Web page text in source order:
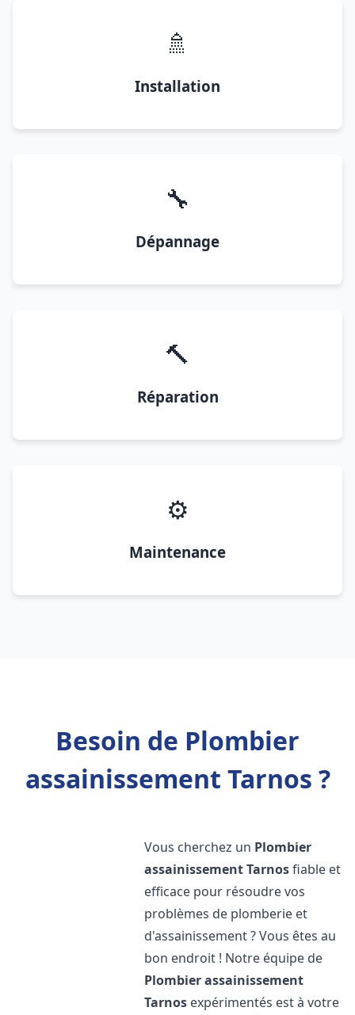
🚿
Installation
🔧
Dépannage
🔨
Réparation
⚙️
Maintenance
Besoin de Plombier
assainissement Tarnos ?
Vous cherchez un Plombier
assainissementTarnosfiable et
efficace pour résoudre vos
problèmes de plomberie et
d'assainissement ? Vous êtes au
bon endroit ! Notre équipe de
Plombier assainissement
Tarnos expérimentés est à votre